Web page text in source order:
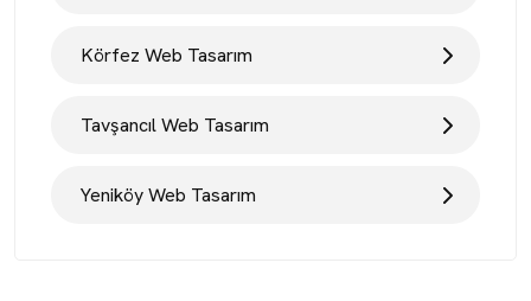
Körfez Web Tasarım
Tavşancıl Web Tasarım
Yeniköy Web Tasarım